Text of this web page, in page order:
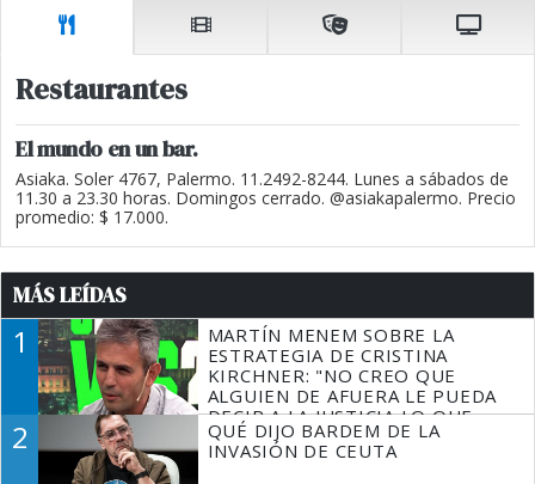
Restaurantes
El mundo en un bar.
Asiaka. Soler 4767, Palermo. 11.2492-8244. Lunes a sábados de
11.30 a 23.30 horas. Domingos cerrado. @asiakapalermo. Precio
promedio: $ 17.000.
MÁS LEÍDAS
1
MARTÍN MENEM SOBRE LA
ESTRATEGIA DE CRISTINA
KIRCHNER: "NO CREO QUE
ALGUIEN DE AFUERA LE PUEDA
DECIR A LA JUSTICIA LO QUE
TIENE QUE HACER"
2
QUÉ DIJO BARDEM DE LA
INVASIÓN DE CEUTA